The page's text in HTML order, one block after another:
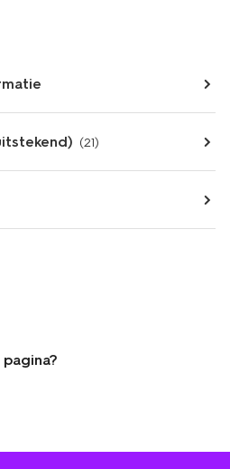
(21)